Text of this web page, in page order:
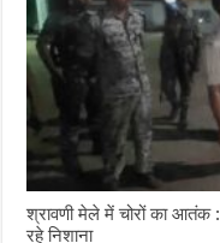
श्रावणी मेले में चोरों का आतंक :
रहे निशाना